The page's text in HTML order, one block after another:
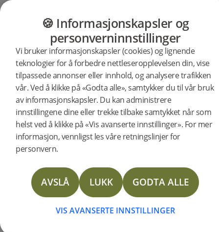
MØBLER PRODUKTER
🍪 Informasjonskapsler og
personverninnstillinger
Vi bruker informasjonskapsler (cookies) og lignende
teknologier for å forbedre nettleseropplevelsen din, vise
tilpassede annonser eller innhold, og analysere trafikken
vår. Ved å klikke på «Godta alle», samtykker du til vår bruk
av informasjonskapsler. Du kan administrere
innstillingene dine eller trekke tilbake samtykket når som
helst ved å klikke på «Vis avanserte innstillinger». For mer
informasjon, vennligst les våre retningslinjer for
personvern.
AVSLÅ LUKK GODTA ALLE
VIS AVANSERTE INNSTILLINGER
Produkter Gulv Woodura Planks
Woodura Planks VIARP 3.0 XXL
Treslag
Sortering
OverflatebehandlingVannbestandighet
Type gulv:
Bredde:271 mm
Lengde:
2378 mm
11.2 mm
Antall i pakken:3
Flere spesifikasjoner
BESKRIVELSE
SPESIFIKASJONER
DOKUMENTER
FAQ
FLERE